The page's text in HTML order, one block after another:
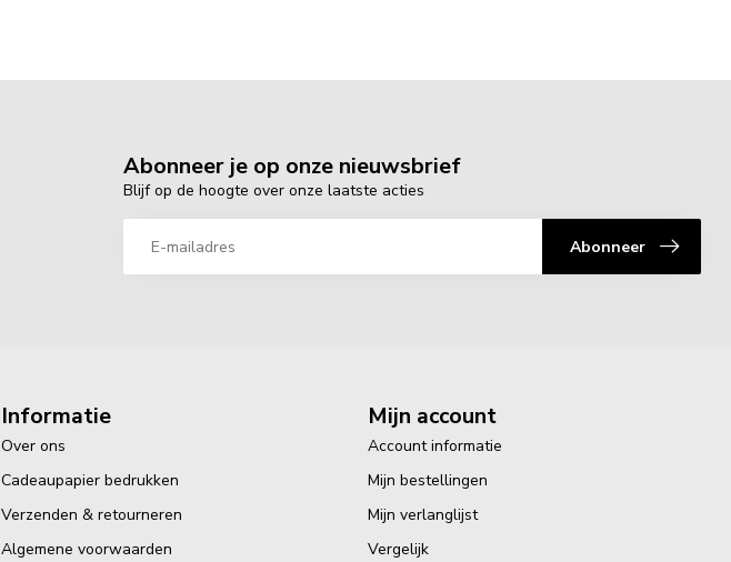
Abonneer je op onze nieuwsbrief
Blijf op de hoogte over onze laatste acties
Abonneer
Informatie
Over ons
Cadeaupapier bedrukken
Verzenden & retourneren
Algemene voorwaarden
Mijn account
Account informatie
Mijn bestellingen
Mijn verlanglijst
Vergelijk